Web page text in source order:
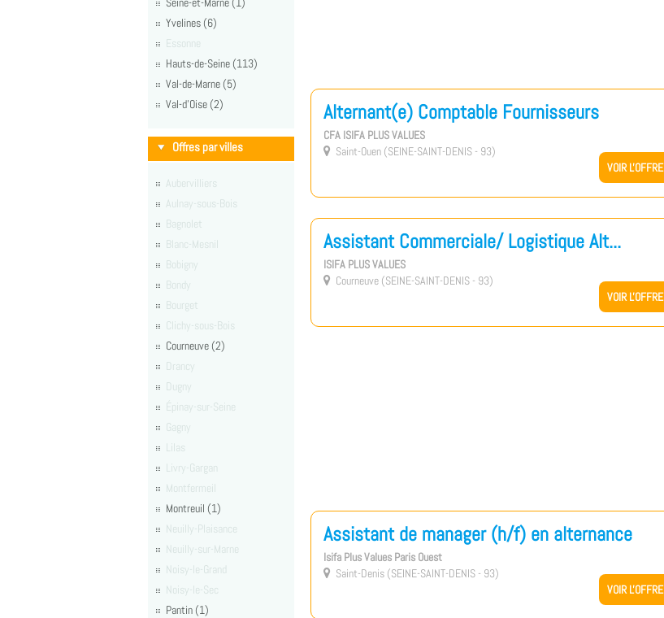
Yvelines (6)
Essonne
Hauts-de-Seine (113)
Val-de-Marne (5)
Val-d'Oise (2)
Offres par villes
Aubervilliers
Aulnay-sous-Bois
Bagnolet
Blanc-Mesnil
Bobigny
Bondy
Bourget
Clichy-sous-Bois
Courneuve (2)
Drancy
Dugny
Épinay-sur-Seine
Gagny
Lilas
Livry-Gargan
Montfermeil
Montreuil (1)
Neuilly-Plaisance
Neuilly-sur-Marne
Noisy-le-Grand
Noisy-le-Sec
Pantin (1)
Alternant(e) Comptable Fournisseurs
CFA ISIFA PLUS VALUES
 Saint-Ouen (SEINE-SAINT-DENIS - 93)
VOIR L'OFFRE
Assistant Commerciale/ Logistique Alt...
ISIFA PLUS VALUES
 Courneuve (SEINE-SAINT-DENIS - 93)
VOIR L'OFFRE
Assistant de manager (h/f) en alternance
Isifa Plus Values Paris Ouest
 Saint-Denis (SEINE-SAINT-DENIS - 93)
VOIR L'OFFRE